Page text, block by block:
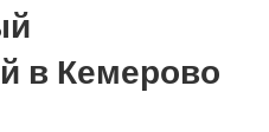
в Кемерово